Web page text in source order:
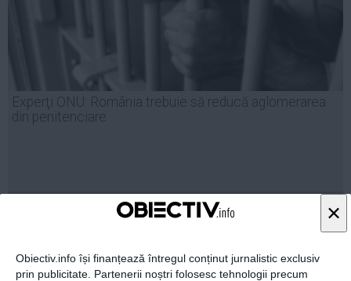
×
Obiectiv.info își finanțează întregul conținut jurnalistic exclusiv
prin publicitate. Partenerii noștri folosesc tehnologii precum
Experţi ONU: România trebuie să reducă aglomerarea
din penitenciare